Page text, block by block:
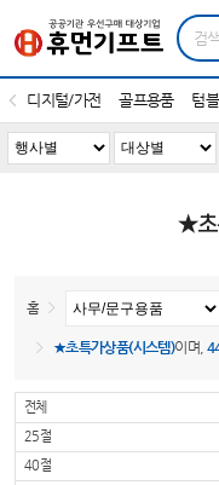
디지털/가전 골프용품 텀
★초
홈
★초특가상품(시스템)이며,
전체
25절
40절